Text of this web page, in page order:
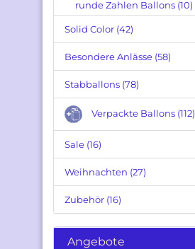
runde Zahlen Ballons (10)
Solid Color (42)
Besondere Anlässe (58)
Stabballons (78)
Verpackte Ballons (112)
Sale (16)
Weihnachten (27)
Zubehör (16)
Angebote